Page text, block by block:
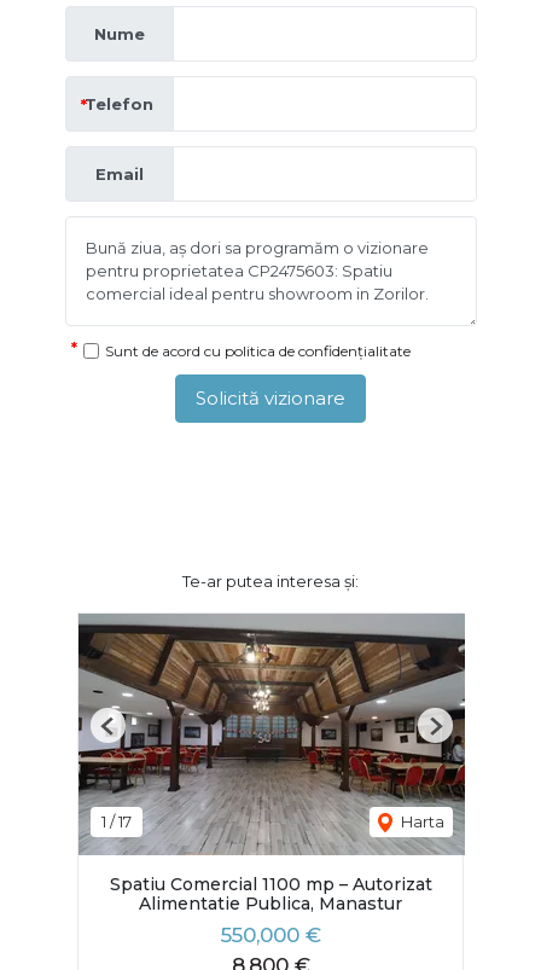
Nume
Telefon
Email
Sunt de acord cu politica de confidențialitate
Solicită vizionare
Te-ar putea interesa și:
1 /17 Harta
Previous Next
Spatiu Comercial 1100 mp – Autorizat
Alimentatie Publica, Manastur
550,000 €
8,800 €